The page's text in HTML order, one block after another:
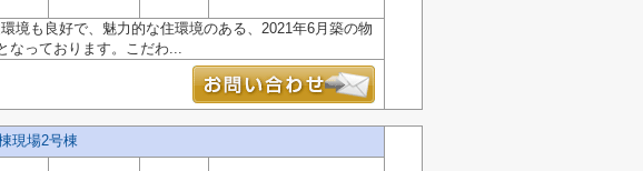
境も良好で、魅力的な住環境のある、2021年6月築の物
なっております。こだわ...
現場2号棟